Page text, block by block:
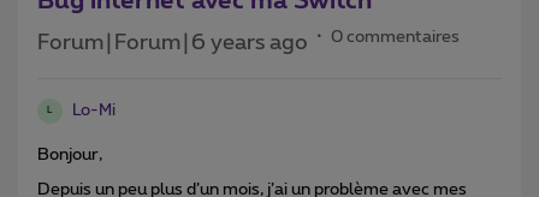
Forum|Forum|6 years ago 0 commentaires
L Lo-Mi
Bonjour,
Depuis un peu plus d’un mois, j’ai un problème avec mes